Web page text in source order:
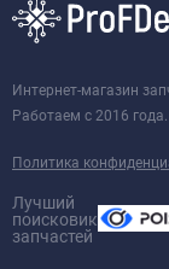
Интернет-магазин
Работаем с 2016
Политика
Лучший
поисковик
запчастей